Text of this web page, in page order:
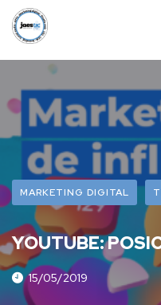
MARKETING DIGITAL
YOUTUBE:
15/05/2019